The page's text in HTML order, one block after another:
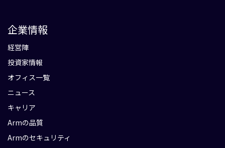
企業情報
経営陣
投資家情報
オフィス一覧
ニュース
キャリア
Armの品質
Armのセキュリティ